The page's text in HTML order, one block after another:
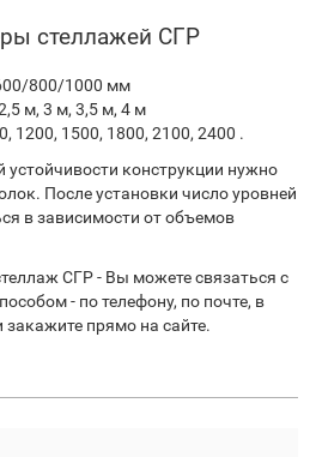
стеллажей СГР
800/1000 мм
м, 3 м, 3,5 м, 4 м
1200, 1500, 1800, 2100, 2400 .
устойчивости конструкции нужно
После установки число уровней
в зависимости от объемов
СГР - Вы можете связаться с
- по телефону, по почте, в
закажите прямо на сайте.